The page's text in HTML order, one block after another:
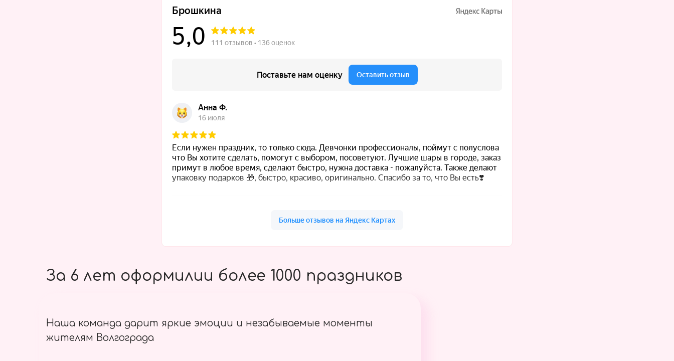
За 6 лет оформилии более 1000 праздников
Наша команда дарит яркие эмоции и незабываемые моменты
жителям Волгограда